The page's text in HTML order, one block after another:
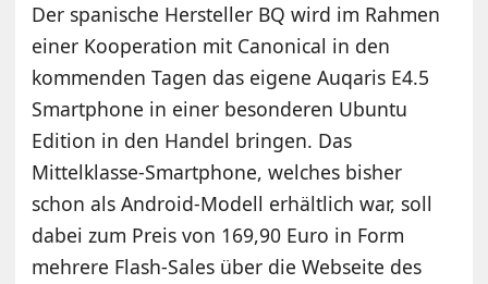
Der spanische Hersteller BQ wird im Rahmen
einer Kooperation mit Canonical in den
kommenden Tagen das eigene Auqaris E4.5
Smartphone in einer besonderen Ubuntu
Edition in den Handel bringen. Das
Mittelklasse-Smartphone, welches bisher
schon als Android-Modell erhältlich war, soll
dabei zum Preis von 169,90 Euro in Form
mehrere Flash-Sales über die Webseite des